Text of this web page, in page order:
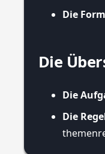
Die
Die
Die
Die